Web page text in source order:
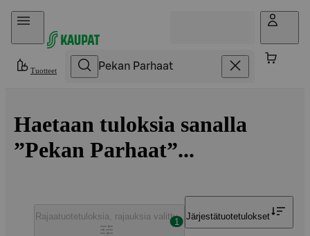
Hyppää sisältöön
Tuotteet
Haetaan tuloksia sanalla
”Pekan Parhaat”...
Rajaatuotetuloksia, rajauksia valittu
1
Järjestätuotetulokset